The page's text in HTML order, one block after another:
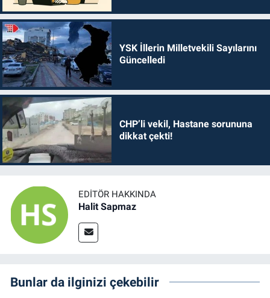
YSK İllerin Milletvekili Sayılarını
Güncelledi
CHP’li vekil, Hastane sorununa
dikkat çekti!
EDITÖR HAKKINDA
Halit Sapmaz
Bunlar da ilginizi çekebilir